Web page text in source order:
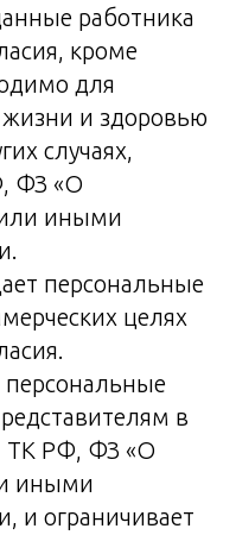
работника
кроме
для
и здоровью
случаях,
ФЗ «О
иными
персональные
целях
персональные
в
ТК РФ, ФЗ «О
иными
и ограничивает